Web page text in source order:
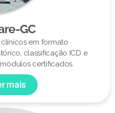
GC
em formato
classificação ICD e
certificados.
mais